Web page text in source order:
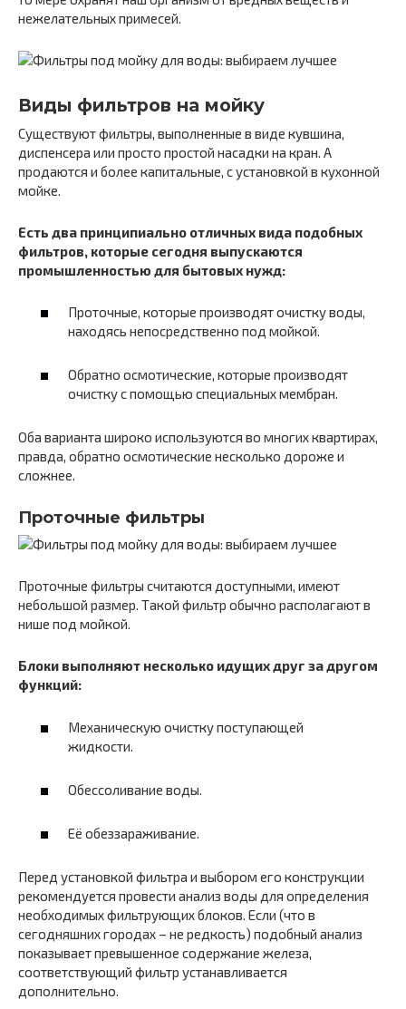
нежелательных примесей.
Виды фильтров на мойку
Существуют фильтры, выполненные в виде кувшина,
диспенсера или просто простой насадки на кран. А
продаются и более капитальные, с установкой в кухонной
мойке.
Есть два принципиально отличных вида подобных
фильтров, которые сегодня выпускаются
промышленностью для бытовых нужд:
Проточные, которые производят очистку воды,
находясь непосредственно под мойкой.
Обратно осмотические, которые производят
очистку с помощью специальных мембран.
Оба варианта широко используются во многих квартирах,
правда, обратно осмотические несколько дороже и
сложнее.
Проточные фильтры
Проточные фильтры считаются доступными, имеют
небольшой размер. Такой фильтр обычно располагают в
нише под мойкой.
Блоки выполняют несколько идущих друг за другом
функций:
Механическую очистку поступающей
жидкости.
Обессоливание воды.
Её обеззараживание.
Перед установкой фильтра и выбором его конструкции
рекомендуется провести анализ воды для определения
необходимых фильтрующих блоков. Если (что в
сегодняшних городах – не редкость) подобный анализ
показывает превышенное содержание железа,
соответствующий фильтр устанавливается
дополнительно.